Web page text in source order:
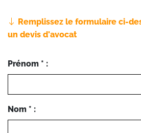
Remplissez le formulaire ci-
un devis d'avocat
Prénom * :
Nom * :